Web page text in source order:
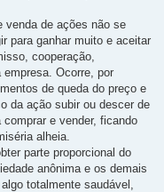
venda de ações não se
para ganhar muito e aceitar
cooperação,
Ocorre, por
de queda do preço e
da ação subir ou descer de
e vender, ficando
alheia.
parte proporcional do
anônima e os demais
totalmente saudável,